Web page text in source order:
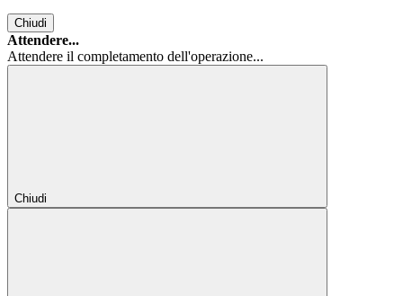
Chiudi
Attendere...
Attendere il completamento dell'operazione...
Chiudi